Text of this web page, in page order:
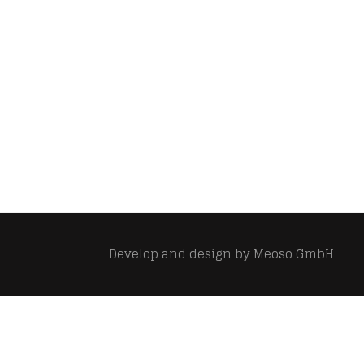
Develop and design byMeoso GmbH